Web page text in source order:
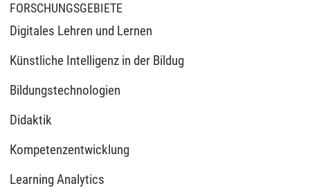
FORSCHUNGSGEBIETE
Digitales Lehren und Lernen
Künstliche Intelligenz in der Bildug
Bildungstechnologien
Didaktik
Kompetenzentwicklung
Learning Analytics